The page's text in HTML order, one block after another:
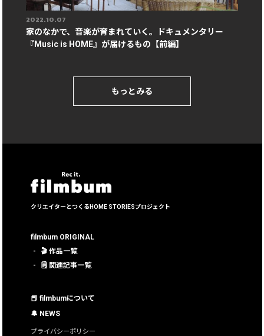
2022.10.07
家のなかで、音楽が育まれていく。ドキュメンタリー
『Music is HOME』が届けるもの【前編】
もっとみる
クリエイターとつくる HOME STORIESプロジェクト
filmbum ORIGINAL
🎬 作品一覧
🗒 関連記事一覧
📕 filmbumについて
🔔 NEWS
プライバシーポリシー